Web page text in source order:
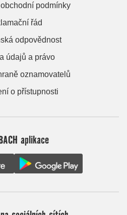
podmínky
řád
odpovědnost
údajů a právo
oznamovatelů
o přístupnosti
aplikace